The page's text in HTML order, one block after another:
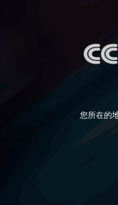
热播榜
您所在的